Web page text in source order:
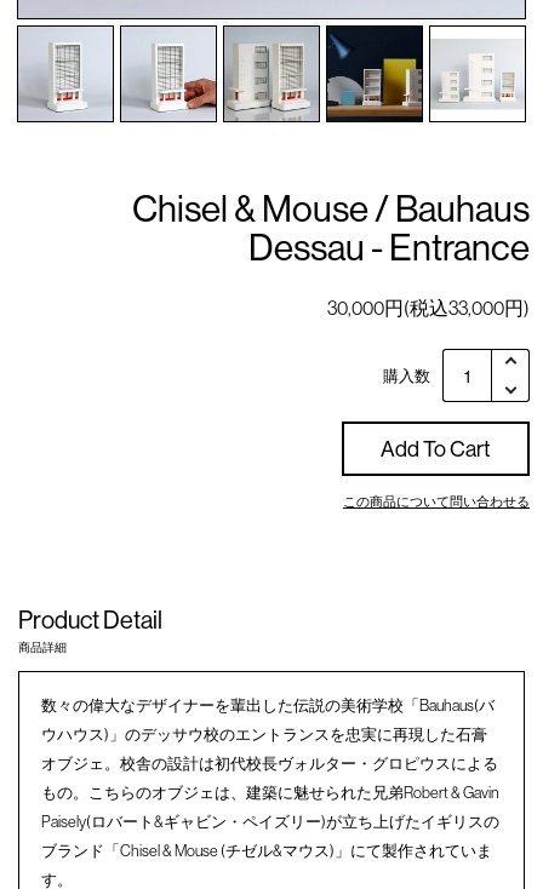
Chisel & Mouse / Bauhaus
Dessau - Entrance
30,000円(税込33,000円)
購入数
Add To Cart
この商品について問い合わせる
Product Detail
商品詳細
数々の偉大なデザイナーを輩出した伝説の美術学校「Bauhaus(バ
ウハウス)」のデッサウ校のエントランスを忠実に再現した石膏
オブジェ。校舎の設計は初代校長ヴォルター・グロピウスによる
もの。こちらのオブジェは、建築に魅せられた兄弟Robert & Gavin
Paisely(ロバート&ギャビン・ペイズリー)が立ち上げたイギリスの
ブランド「Chisel & Mouse (チゼル&マウス)」にて製作されていま
す。